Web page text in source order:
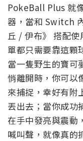
PokeBall Plus 就
器，當和 Switch
丘 / 伊布》 搭配
單都只需要靠這顆
當一隻野生的寶可
悄離開時，你可以
來捕捉，幸好有附
丟出去；當你成
在手中發亮與震動
喊叫聲，就像真